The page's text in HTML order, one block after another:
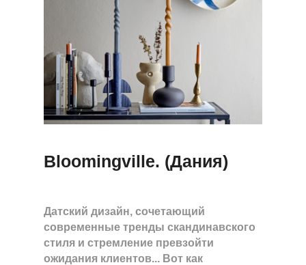
Bloomingville. (Дания)
Датский дизайн, сочетающий
современные тренды скандинавского
стиля и стремление превзойти
ожидания клиентов... Вот как